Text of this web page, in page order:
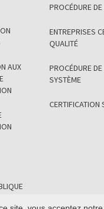
AUX
PROCÉDURE
ENTREPRISES
QUALITÉ
PROCÉDURE
SYSTÈME
CERTIFICATION